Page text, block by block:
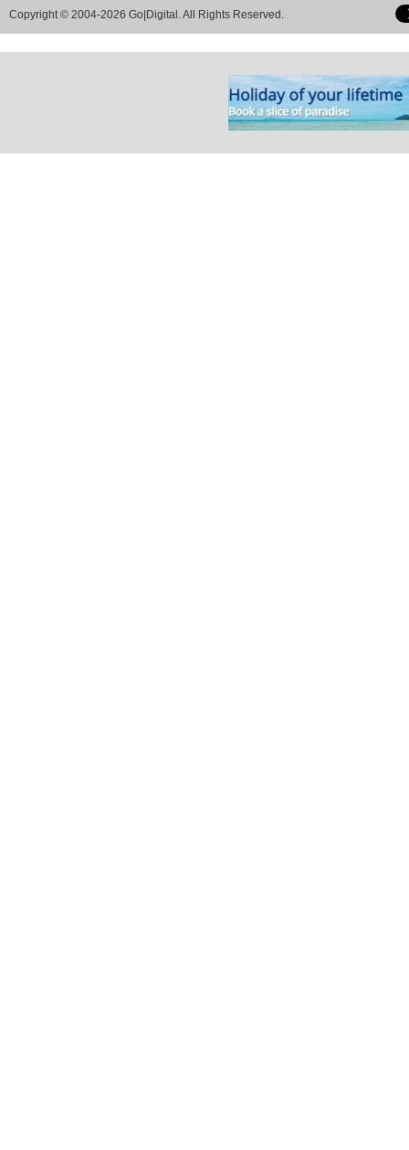
Copyright © 2004-2026 Go|Digital. All Rights Reserved.